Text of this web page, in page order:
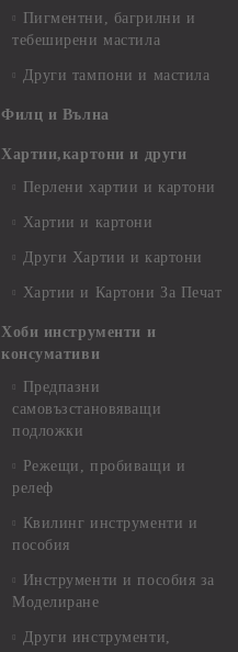
Пигментни, багрилни и
тебеширени мастила
Други тампони и мастила
Филц и Вълна
Хартии,картони и други
Перлени хартии и картони
Хартии и картони
Други Хартии и картони
Хартии и Картони За Печат
Хоби инструменти и
консумативи
Предпазни
самовъзстановяващи
подложки
Режещи, пробиващи и
релеф
Квилинг инструменти и
пособия
Инструменти и пособия за
Моделиране
Други инструменти,